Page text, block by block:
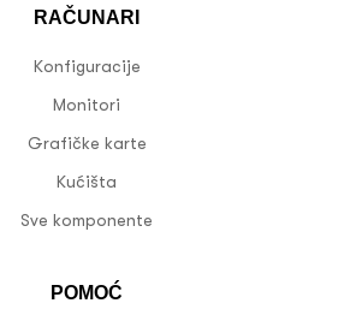
RAČUNARI
Konfiguracije
Monitori
Grafičke karte
Kućišta
Sve komponente
POMOĆ